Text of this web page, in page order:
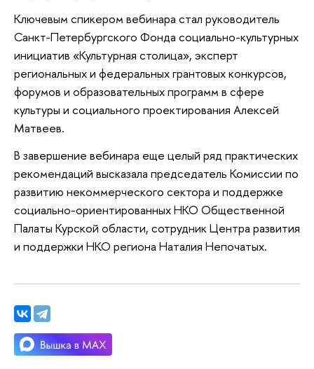
Ключевым спикером вебинара стал руководитель
Санкт-Петербургского Фонда социально-культурных
инициатив «Культурная столица», эксперт
региональных и федеральных грантовых конкурсов,
форумов и образовательных программ в сфере
культуры и социального проектирования Алексей
Матвеев.
В завершение вебинара еще целый ряд практических
рекомендаций высказала председатель Комиссии по
развитию некоммерческого сектора и поддержке
социально-ориентированных НКО Общественной
Палаты Курской области, сотрудник Центра развития
и поддержки НКО региона Наталия Непочатых.